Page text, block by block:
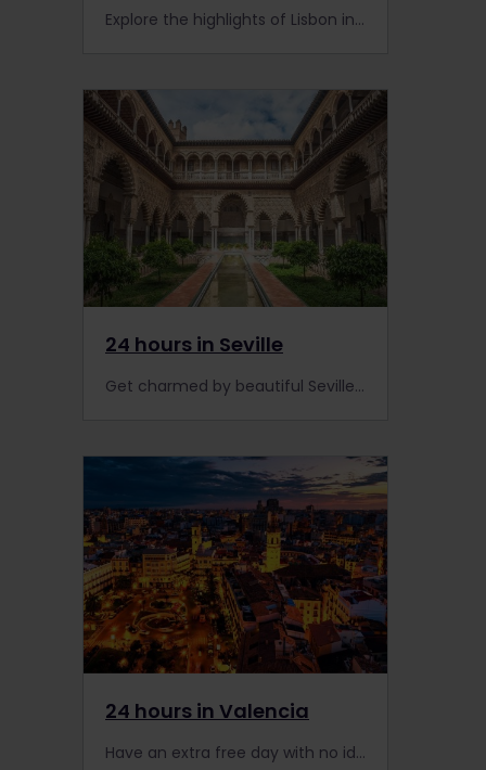
Explore the highlights of Lisbon in only 24 hours. You're sure to fall in love with this charming city!
24 hours in Seville
Get charmed by beautiful Seville! Spend 24 hours in Seville and see the best the city has to offer!
24 hours in Valencia
Have an extra free day with no idea what to do? Hop off the the train in Valencia and explore what the city has the offer.